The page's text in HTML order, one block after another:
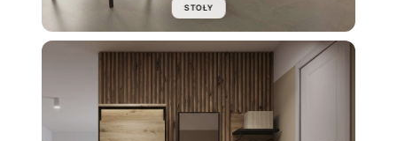
STOŁY